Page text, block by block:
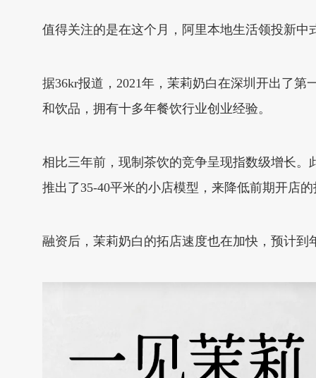
值得关注的是在这个月，阿里本地生活领投新
据36kr报道，2021年，茉莉奶白在深圳开出了
和饮品，拥有十多年餐饮行业创业经验。
相比三年前，现制茶饮的竞争呈现指数级增长
推出了35-40平米的小店模型，来降低前期开店
融资后，茉莉奶白的拓店速度也在加快，预计